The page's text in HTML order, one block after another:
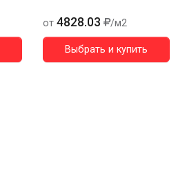
от 4828.03 /м2
Выбрать и купить